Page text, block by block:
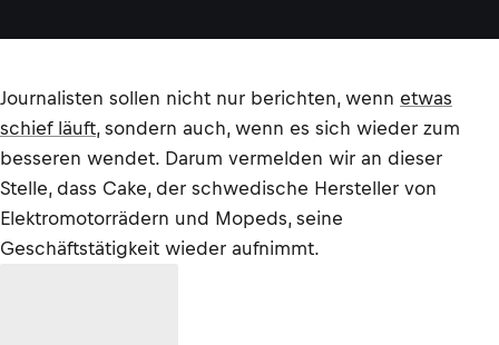
Journalisten sollen nicht nur berichten, wenn etwas
schief läuft, sondern auch, wenn es sich wieder zum
besseren wendet. Darum vermelden wir an dieser
Stelle, dass Cake, der schwedische Hersteller von
Elektromotorrädern und Mopeds, seine
Geschäftstätigkeit wieder aufnimmt.